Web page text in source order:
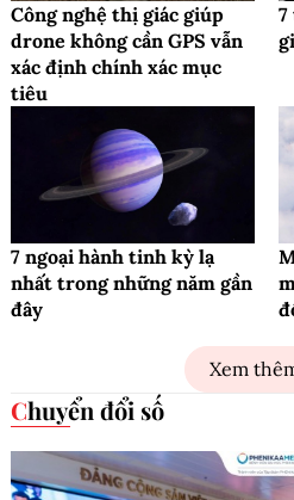
Công nghệ thị giác giúp
drone không cần GPS vẫn
xác định chính xác mục
tiêu
7
7 ngoại hành tinh kỳ lạ
nhất trong những năm gần
đây
Xem
Chuyển đổi số